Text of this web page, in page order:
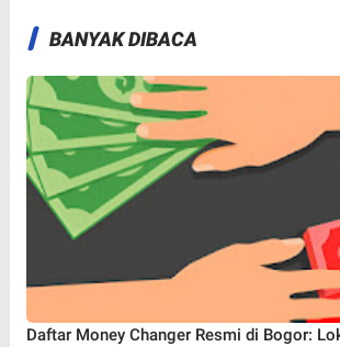
BANYAK DIBACA
Daftar Money Changer Resmi di Bogor: